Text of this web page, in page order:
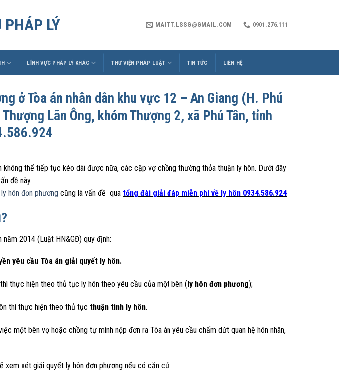
PHÁP LÝ MAITT.LSSG@GMAIL.COM 0901.276.111
LĨNH VỰC PHÁP LÝ KHÁC THƯ VIỆN PHÁP LUẬT TIN TỨC LIÊN HỆ
ở Tòa án nhân dân khu vực 12 – An Giang (H. Phú
Lãn Ông, khóm Thượng 2, xã Phú Tân, tỉnh
không thể tiếp tục kéo dài được nữa, các cặp vợ chồng thường thỏa thuận ly hôn. Dưới đây
đề này.
hôn đơn phương cũng là vấn đề qua tổng đài giải đáp miễn phí về ly hôn 0934.586.924
năm 2014 (Luật HN&GĐ) quy định:
yêu cầu Tòa án giải quyết ly hôn.
thực hiện theo thủ tục ly hôn theo yêu cầu của một bên ( ly hôn đơn phương);
thì thực hiện theo thủ tục thuận tình ly hôn.
một bên vợ hoặc chồng tự mình nộp đơn ra Tòa án yêu cầu chấm dứt quan hệ hôn nhân,
xem xét giải quyết ly hôn đơn phương nếu có căn cứ: